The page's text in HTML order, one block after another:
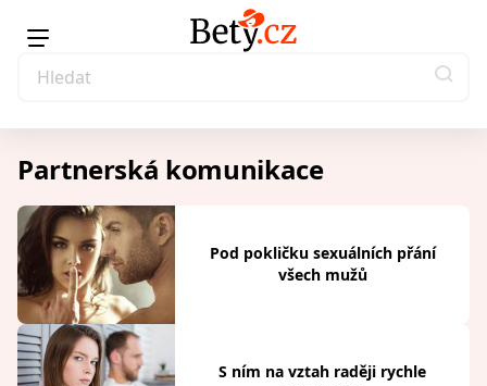
Partnerská komunikace
Pod pokličku sexuálních přání
všech mužů
S ním na vztah raději rychle